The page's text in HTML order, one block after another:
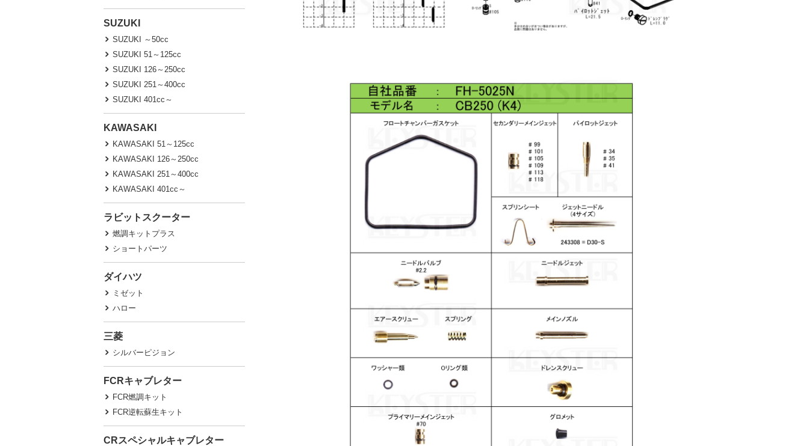
SUZUKI
SUZUKI ～50cc
SUZUKI 51～125cc
SUZUKI 126～250cc
SUZUKI 251～400cc
SUZUKI 401cc～
KAWASAKI
KAWASAKI 51～125cc
KAWASAKI 126～250cc
KAWASAKI 251～400cc
KAWASAKI 401cc～
ラビットスクーター
燃調キットプラス
ショートパーツ
ダイハツ
ミゼット
ハロー
三菱
シルバーピジョン
FCRキャブレター
FCR燃調キット
FCR逆転蘇生キット
CRスペシャルキャブレター